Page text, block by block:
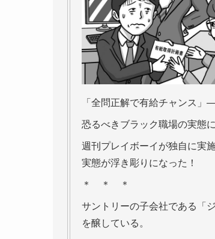
「全問正解で有給チャンス」
恐るべきブラック職場の実態
週刊プレイボーイが独自に実
実態が浮き彫りになった！
＊ ＊ ＊
サントリーの子会社である「
を醸している。